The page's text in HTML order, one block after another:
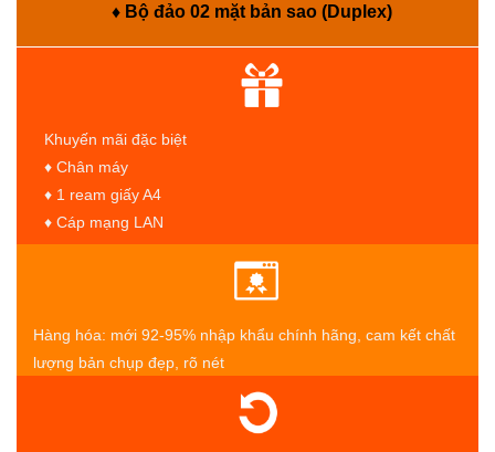
♦ Bộ đảo 02 mặt bản sao (Duplex)
Khuyến mãi đặc biệt
♦ Chân máy
♦ 1 ream giấy A4
♦ Cáp mạng LAN
Hàng hóa: mới 92-95% nhập khẩu chính hãng, cam kết chất
lượng bản chụp đẹp, rõ nét